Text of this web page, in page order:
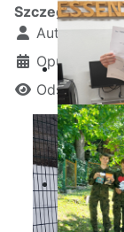
Ostatnia
Szczegóły
Autor:
Odsłon: 625